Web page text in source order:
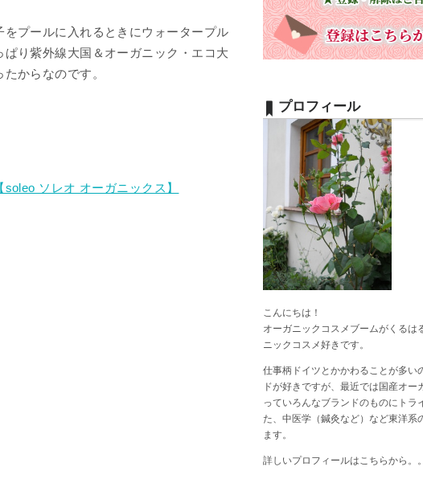
プールに入れるときにウォータープル
り紫外線大国＆オーガニック・エコ大
からなのです。
ソレオ オーガニックス】
プロフィール
こんにちは！
オーガニックコスメブームがくるは
ニックコスメ好きです。
仕事柄ドイツとかかわることが多い
ドが好きですが、最近では国産オー
っていろんなブランドのものにトラ
た、中医学（鍼灸など）など東洋系
ます。
詳しいプロフィールはこちらから。